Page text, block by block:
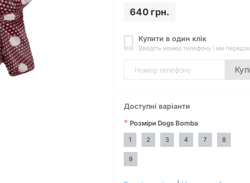
640 грн.
Купити в один клік
Введіть номер телефону і ми
Доступні варіанти
* Розміри Dogs Bomba
1 2 3 4 7 8
9